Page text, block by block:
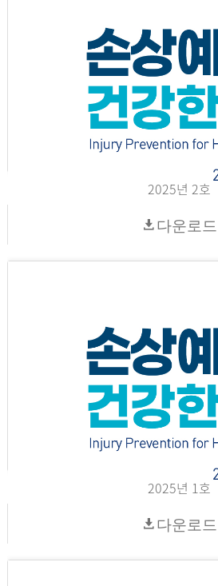
2025년 2호
다운로드
2025년 1호
다운로드